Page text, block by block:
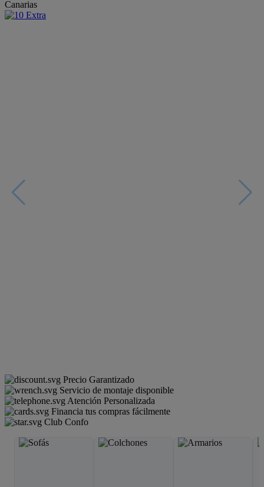
Canarias
Precio Garantizado
Servicio de montaje disponible
Atención Personalizada
Financia tus compras fácilmente
Club Confo